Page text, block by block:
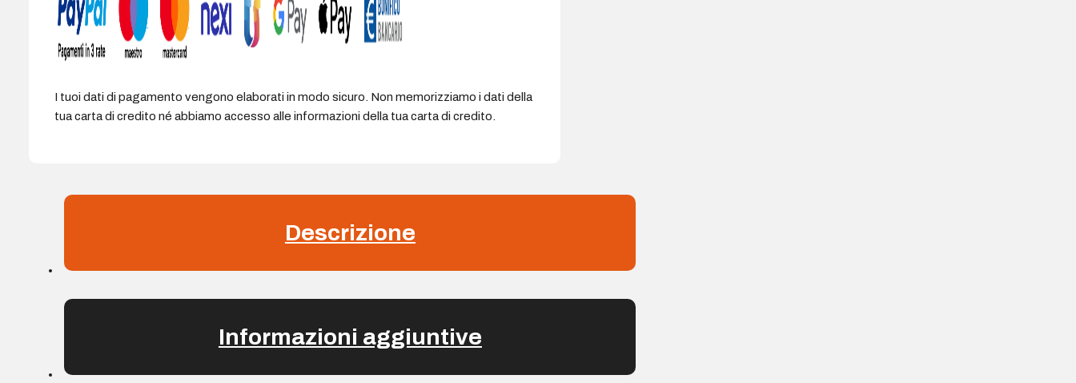
Ambidestro
Colore
chiaro
quantità
I tuoi dati di pagamento vengono elaborati in modo sicuro. Non memorizziamo i dati della
tua carta di credito né abbiamo accesso alle informazioni della tua carta di credito.
Descrizione
Informazioni aggiuntive